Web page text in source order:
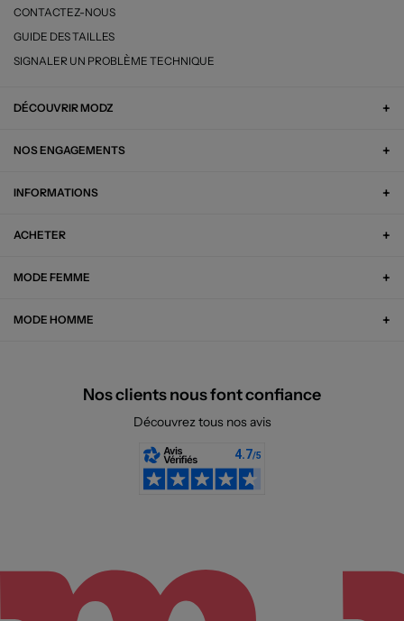
CONTACTEZ-NOUS
GUIDE DES TAILLES
SIGNALER UN PROBLÈME TECHNIQUE
DÉCOUVRIR MODZ
NOS ENGAGEMENTS
INFORMATIONS
ACHETER
MODE FEMME
MODE HOMME
Nos clients nous font confiance
Découvrez tous nos avis